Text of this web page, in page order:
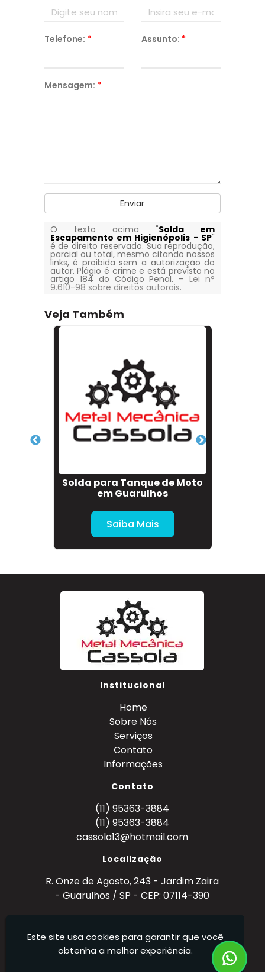
Telefone: * Assunto: *
Mensagem: *
Enviar
O texto acima "Solda em
Escapamento em Higienópolis - SP"
é de direito reservado. Sua reprodução,
parcial ou total, mesmo citando nossos
links, é proibida sem a autorização do
autor. Plágio é crime e está previsto no
artigo 184 do Código Penal. –Lei n°
9.610-98 sobre direitos autorais.
Veja Também
Solda para Tanque de Moto
em Guarulhos
Saiba Mais
Institucional
Home
Sobre Nós
Serviços
Contato
Informações
Contato
(11) 95363-3884
(11) 95363-3884
cassola13@hotmail.com
Localização
R. Onze de Agosto, 243 - Jardim Zaira
- Guarulhos / SP - CEP: 07114-390
Metal Mecânica Cassola - Metalurgia – Ferro,
Este site usa cookies para garantir que você
obtenha a melhor experiência.